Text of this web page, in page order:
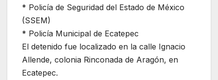
* Policía de Seguridad del Estado de México
(SSEM)
* Policía Municipal de Ecatepec
El detenido fue localizado en la calle Ignacio
Allende, colonia Rinconada de Aragón, en
Ecatepec.